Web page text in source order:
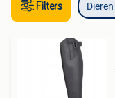
Filters